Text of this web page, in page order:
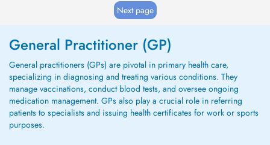
a consulta està a sua dir...
Next page
General Practitioner (GP)
General practitioners (GPs) are pivotal in primary health care,
specializing in diagnosing and treating various conditions. They
manage vaccinations, conduct blood tests, and oversee ongoing
medication management. GPs also play a crucial role in referring
patients to specialists and issuing health certificates for work or sports
purposes.